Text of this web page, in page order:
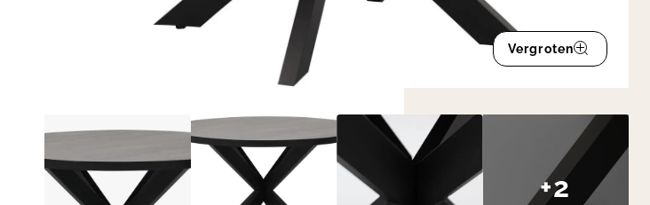
Vergroten
+2